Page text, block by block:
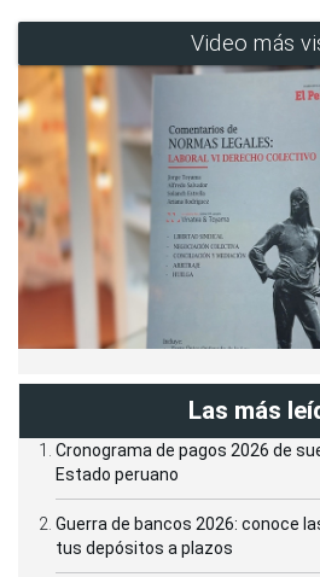
Video más
Las más
Cronograma de pagos 2026 de
Estado peruano
Guerra de bancos 2026: conoce
tus depósitos a plazos